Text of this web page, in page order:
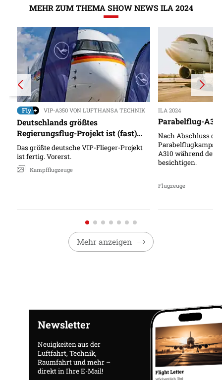
MEHR ZUM THEMA SHOW NEWS ILA 2024
VIP-A350 VON LUFTHANSA TECHNIK
Deutschlands größtes
Regierungsflug-Projekt ist (fast)
fertig
Das größte deutsche VIP-Flieger-Projekt
ist fertig. Vorerst.​
Kampfflugzeuge
ILA 2024
Parabelflug-
Nach Abschluss der
A310 während der
besichtigen.
Flugzeuge
Mehr anzeigen
Newsletter
Neuigkeiten aus der
Luftfahrt, Technik,
Raumfahrt und mehr –
direkt in Ihre E-Mail!